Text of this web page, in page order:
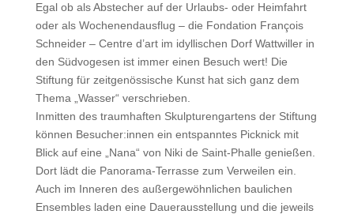
Egal ob als Abstecher auf der Urlaubs- oder Heimfahrt
oder als Wochenendausflug – die Fondation François
Schneider – Centre d’artim idyllischen Dorf Wattwiller in
den Südvogesen ist immer einen Besuch wert! Die
Stiftung für zeitgenössische Kunst hat sich ganz dem
Thema „Wasser“ verschrieben.
Inmitten des traumhaften Skulpturengartens der Stiftung
können Besucher:innen ein entspanntes Picknick mit
Blick auf eine „Nana“ von Niki de Saint-Phalle genießen.
Dort lädt die Panorama-Terrasse zum Verweilen ein.
Auch im Inneren des außergewöhnlichen baulichen
Ensembles laden eine Dauerausstellung und die jeweils